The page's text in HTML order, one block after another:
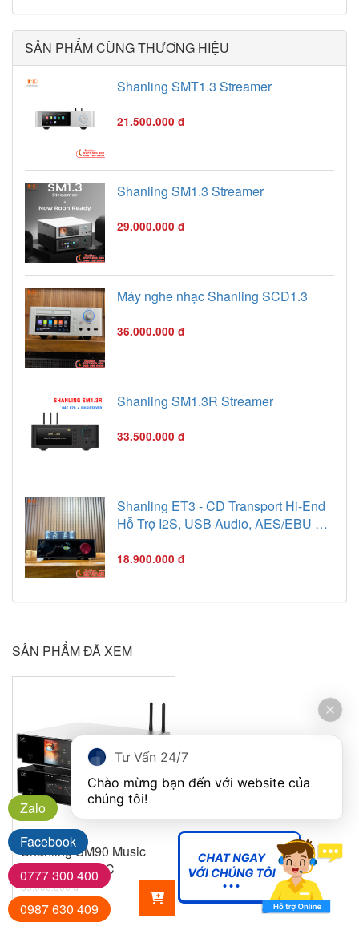
SẢN PHẨM CÙNG THƯƠNG HIỆU
Shanling SMT1.3 Streamer
21.500.000 đ
Shanling SM1.3 Streamer
29.000.000 đ
Máy nghe nhạc Shanling SCD1.3
36.000.000 đ
Shanling SM1.3R Streamer
33.500.000 đ
Shanling ET3 - CD Transport Hi-End
Hỗ Trợ I2S, USB Audio, AES/EBU &
18.900.000 đ
SẢN PHẨM ĐÃ XEM
Shanling SM90 Music
Streamer & DAC
35.000.000 đ
25.900.000 đ
Zalo
Facebook
0777 300 400
0987 630 409
Tư Vấn 24/7
Chào mừng bạn đến với website của
chúng tôi!